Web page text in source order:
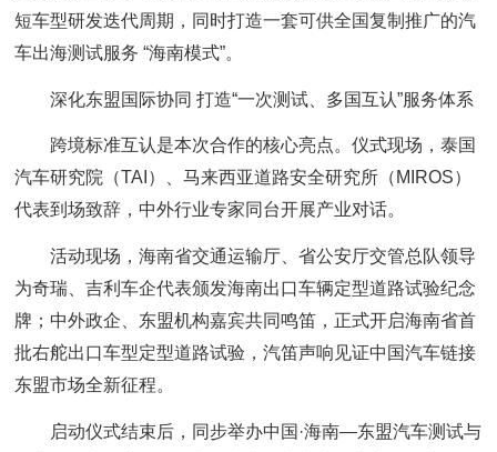
短车型研发迭代周期，同时打造一套可供全国复制推广的汽
车出海测试服务 “海南模式”。
深化东盟国际协同 打造“一次测试、多国互认”服务体系
跨境标准互认是本次合作的核心亮点。仪式现场，泰国
汽车研究院（TAI）、马来西亚道路安全研究所（MIROS）
代表到场致辞，中外行业专家同台开展产业对话。
活动现场，海南省交通运输厅、省公安厅交管总队领导
为奇瑞、吉利车企代表颁发海南出口车辆定型道路试验纪念
牌；中外政企、东盟机构嘉宾共同鸣笛，正式开启海南省首
批右舵出口车型定型道路试验，汽笛声响见证中国汽车链接
东盟市场全新征程。
启动仪式结束后，同步举办中国·海南—东盟汽车测试与